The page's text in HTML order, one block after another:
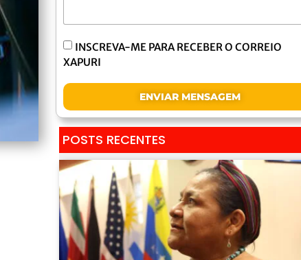
INSCREVA-ME PARA RECEBER O CORREIO
XAPURI
ENVIAR MENSAGEM
POSTS RECENTES